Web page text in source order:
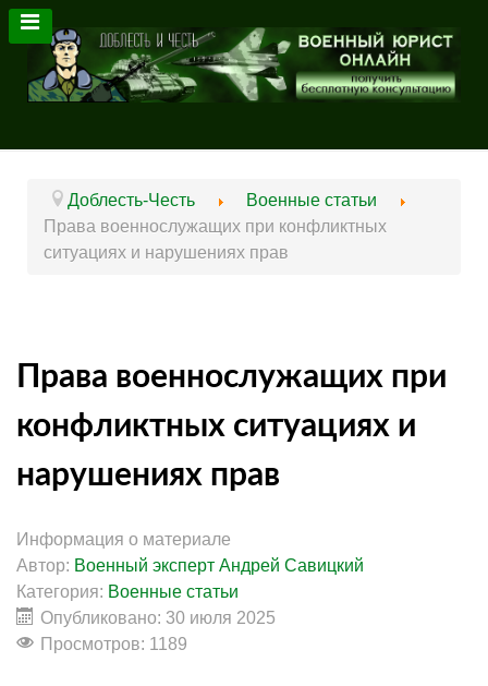
Доблесть-Честь
Военные статьи
Права военнослужащих при конфликтных
ситуациях и нарушениях прав
Права военнослужащих при
конфликтных ситуациях и
нарушениях прав
Информация о материале
Автор: Военный эксперт Андрей Савицкий
Категория: Военные статьи
Опубликовано: 30 июля 2025
Просмотров: 1189